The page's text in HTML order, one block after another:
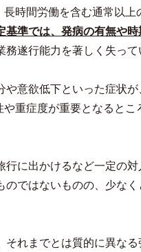
時間労働を含む通常以
基準では、発病の有無や
遂行能力を著しく失って
意欲低下といった症状
重症度が重要となると
に出かけるなど一定の
ではないものの、少な
れまでとは質的に異な